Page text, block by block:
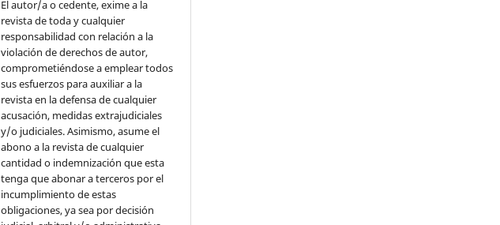
El autor/a o cedente, exime a la
revista de toda y cualquier
responsabilidad con relación a la
violación de derechos de autor,
comprometiéndose a emplear todos
sus esfuerzos para auxiliar a la
revista en la defensa de cualquier
acusación, medidas extrajudiciales
y/o judiciales. Asimismo, asume el
abono a la revista de cualquier
cantidad o indemnización que esta
tenga que abonar a terceros por el
incumplimiento de estas
obligaciones, ya sea por decisión